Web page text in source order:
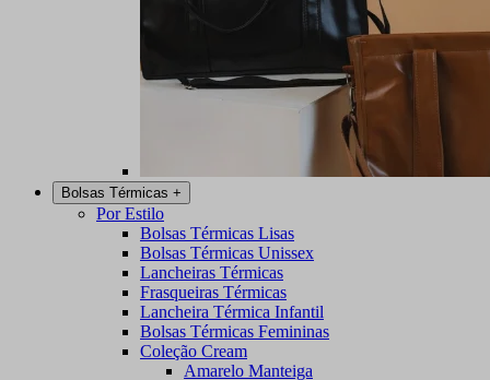
Bolsas Térmicas +
Por Estilo
Bolsas Térmicas Lisas
Bolsas Térmicas Unissex
Lancheiras Térmicas
Frasqueiras Térmicas
Lancheira Térmica Infantil
Bolsas Térmicas Femininas
Coleção Cream
Amarelo Manteiga